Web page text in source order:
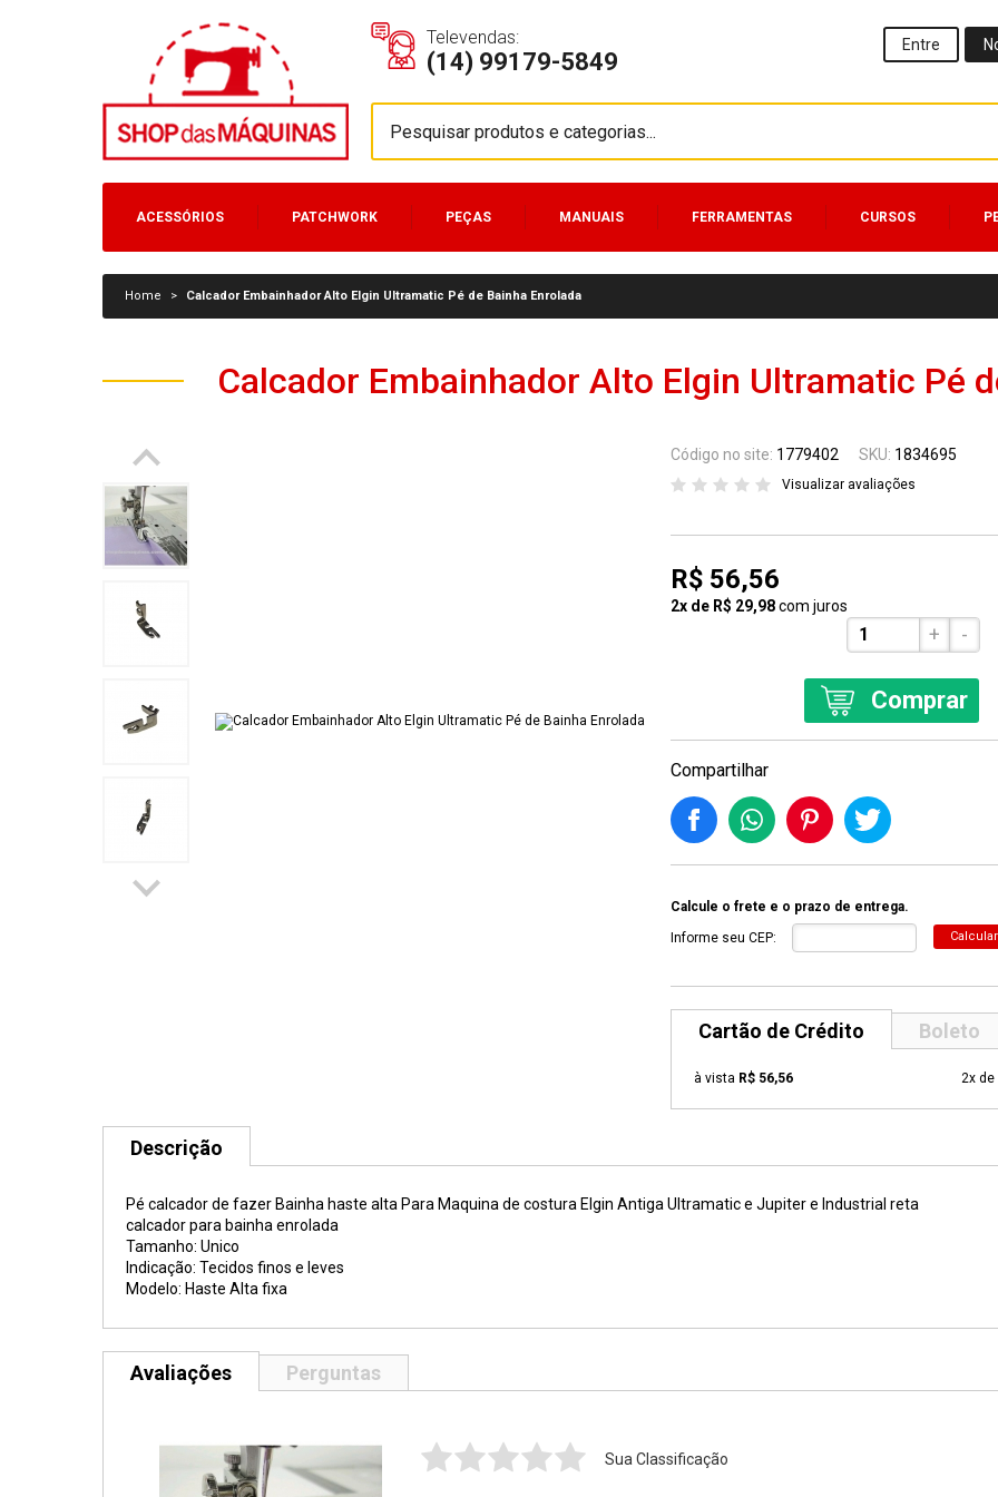
Televendas:
(14) 99179-5849
Entre
ACESSÓRIOS PATCHWORK PEÇAS MANUAIS FERRAMENTAS CURSOS
Home > Calcador Embainhador Alto Elgin Ultramatic Pé de Bainha Enrolada
Calcador Embainhador Alto Elgin Ultramatic Pé
Código no site: 1779402 SKU: 1834695
Visualizar avaliações
R$ 56,56
2x de R$ 29,98com juros
+ -
Comprar
Compartilhar
Calcule o frete e o prazo de entrega.
Informe seu CEP:
Calcular
Cartão de Crédito Boleto
à vista R$ 56,56 2x de
Descrição
Pé calcador de fazer Bainha haste alta Para Maquina de costura Elgin Antiga Ultramatic e Jupiter e Industrial reta
calcador para bainha enrolada
Tamanho: Unico
Indicação: Tecidos finos e leves
Modelo: Haste Alta fixa
Avaliações Perguntas
Sua Classificação